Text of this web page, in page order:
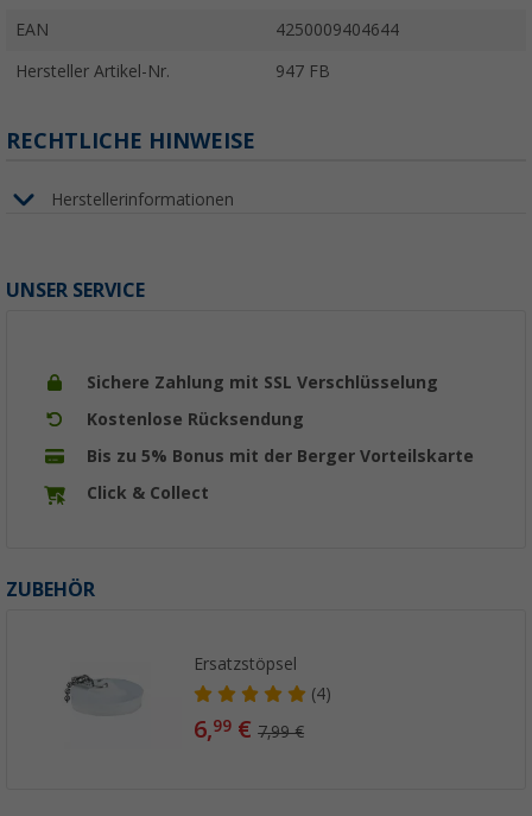
EAN 4250009404644
Hersteller Artikel-Nr. 947 FB
RECHTLICHE HINWEISE
Herstellerinformationen
UNSER SERVICE
Sichere Zahlung mit SSL Verschlüsselung
Kostenlose Rücksendung
Bis zu 5% Bonus mit der Berger Vorteilskarte
Click & Collect
ZUBEHÖR
Ersatzstöpsel
(4)
6,99 €7,99 €